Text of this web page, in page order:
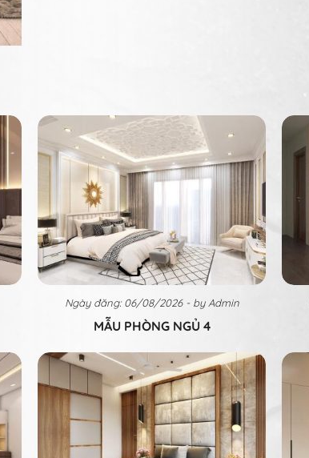
Ngày đăng: 06/08/2026 - by Admin
MẪU PHÒNG NGỦ 4